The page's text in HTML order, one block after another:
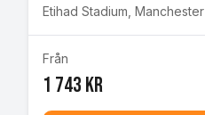
Etihad Stadium Manchester
Från
1 743 kr